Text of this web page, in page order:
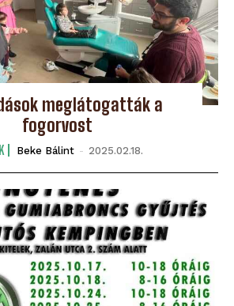
meglátogatták a
fogorvost
Beke Bálint - 2025.02.18.